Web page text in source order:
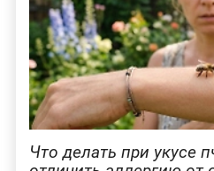
Что делать при укусе